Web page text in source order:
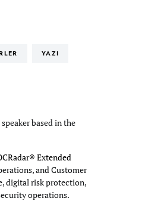
YAZI
based in the
Extended
and Customer
digital risk protection,
operations.